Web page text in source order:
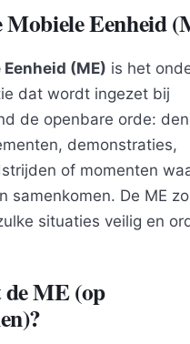
Mobiele Eenheid
(ME) is het
dat wordt ingezet bij
de openbare orde:
demonstraties,
of momenten
samenkomen. De ME
situaties veilig en
ME (op